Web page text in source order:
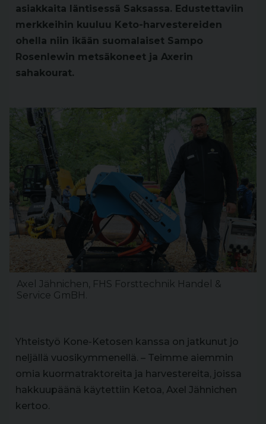
asiakkaita läntisessä Saksassa. Edustettaviin
merkkeihin kuuluu Keto-harvestereiden
ohella niin ikään suomalaiset Sampo
Rosenlewin metsäkoneet ja Axerin
sahakourat.
Axel Jähnichen, FHS Forsttechnik Handel &
Service GmBH.
Yhteistyö Kone-Ketosen kanssa on jatkunut jo
neljällä vuosikymmenellä. – Teimme aiemmin
omia kuormatraktoreita ja harvestereita, joissa
hakkuupäänä käytettiin Ketoa, Axel Jähnichen
kertoo.